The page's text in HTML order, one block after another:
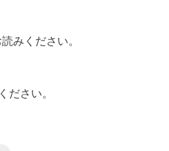
読みください。
さい。